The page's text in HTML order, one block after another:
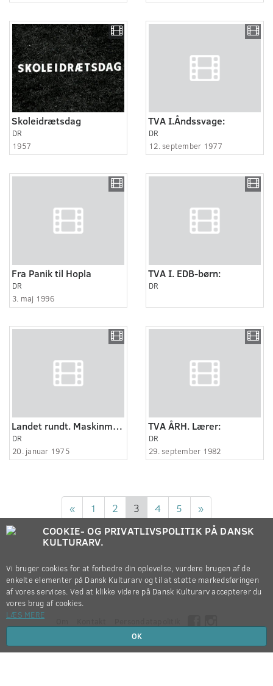
Skoleidrætsdag
DR
1957
TVA I.Åndssvage:
DR
12. september 1977
Fra Panik til Hopla
DR
3. maj 1996
TVA I. EDB-børn:
DR
Landet rundt. Maskinmestre. Korte glimt.Shot:
DR
20. januar 1975
TVA ÅRH. Lærer:
DR
29. september 1982
« 1 2 3 4 5 »
Copyright © 2012-2026
COOKIE- OG PRIVATLIVSPOLITIK PÅ DANSK
KULTURARV.
Vi bruger cookies for at forbedre din oplevelse, vurdere brugen af de
enkelte elementer på Dansk Kulturarv og til at støtte markedsføringen
af vores services. Ved at klikke videre på Dansk Kulturarv accepterer du
vores brug af cookies.
LÆS MERE
OK